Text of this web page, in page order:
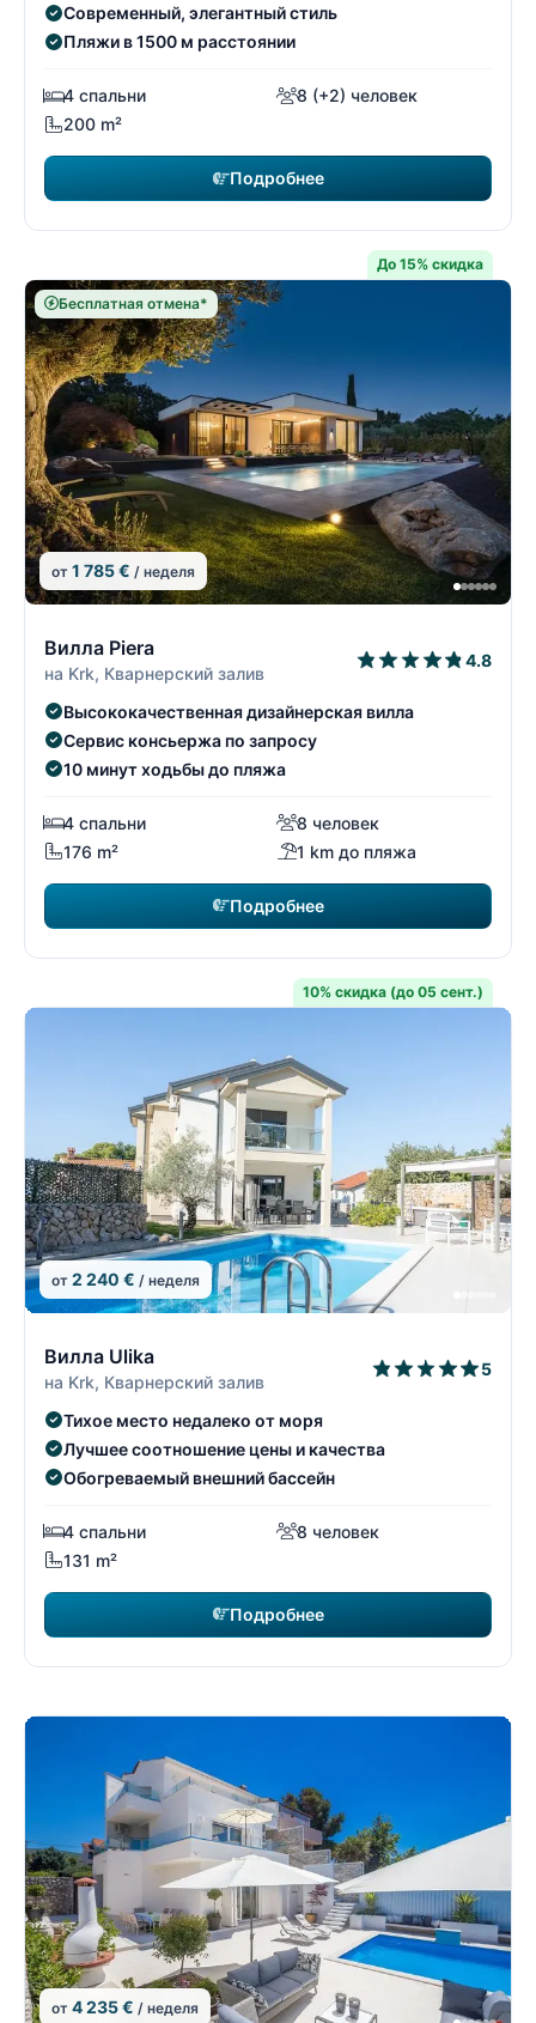
Современный, элегантный стиль
Пляжи в 1500 м расстоянии
4 спальни
8 (+2) человек
200 m²
Подробнее
До 15% скидка
Бесплатная отмена*
от 1 785 € / неделя
Вилла Piera
на Krk, Кварнерский залив
4.8
Высококачественная дизайнерская вилла
Сервис консьержа по запросу
10 минут ходьбы до пляжа
4 спальни
8 человек
176 m²
1 km до пляжа
Подробнее
10% скидка (до 05 сент.)
от 2 240 € / неделя
Вилла Ulika
на Krk, Кварнерский залив
5
Тихое место недалеко от моря
Лучшее соотношение цены и качества
Обогреваемый внешний бассейн
4 спальни
8 человек
131 m²
Подробнее
от 4 235 € / неделя